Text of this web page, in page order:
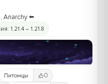
Anarchy ⬅️
1.21.4 – 1.21.8
Питомцы 0